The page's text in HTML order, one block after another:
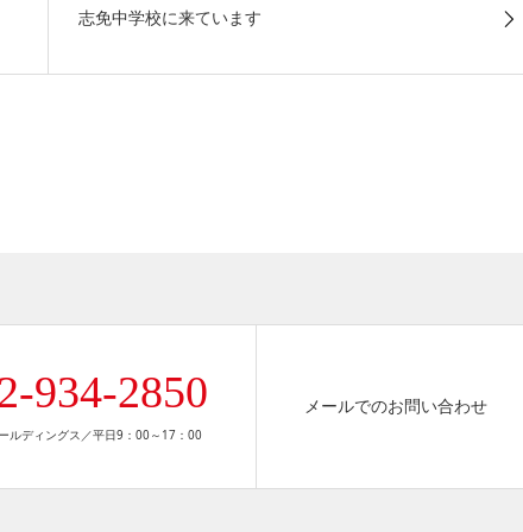
志免中学校に来ています
934-2850
ルディングス／平日9：00～17：00
メールでのお問い合わせ